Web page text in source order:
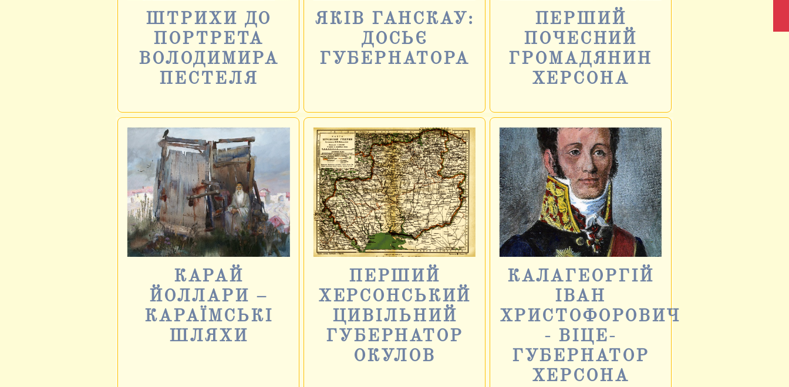
ШТРИХИ ДО
ПОРТРЕТА
ВОЛОДИМИРА
ПЕСТЕЛЯ
ЯКІВ ГАНСКАУ:
ДОСЬЄ
ГУБЕРНАТОРА
ПЕРШИЙ
ПОЧЕСНИЙ
ГРОМАДЯНИН
ХЕРСОНА
КАРАЙ
ЙОЛЛАРИ –
КАРАЇМСЬКІ
ШЛЯХИ
ПЕРШИЙ
ХЕРСОНСЬКИЙ
ЦИВІЛЬНИЙ
ГУБЕРНАТОР
ОКУЛОВ
КАЛАГЕОРГІЙ
ІВАН
ХРИСТОФОРОВИЧ
- ВІЦЕ-
ГУБЕРНАТОР
ХЕРСОНА